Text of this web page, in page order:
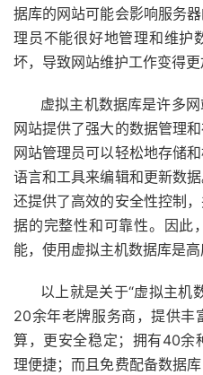
据库的网站可能会影响服务
理员不能很好地管理和维护
坏，导致网站维护工作变得更
虚拟主机数据库是许多
网站提供了强大的数据管理
网站管理员可以轻松地存储
语言和工具来编辑和更新数
还提供了高效的安全性控制
据的完整性和可靠性。因此
能，使用虚拟主机数据库是高
以上就是关于“虚拟主机
20余年老牌服务商，提供丰
算，更安全稳定；拥有40余
理便捷；而且免费配备数据